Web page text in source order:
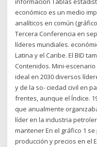
económico es un medio
analíticos en común
Tercera Conferencia en
líderes mundiales.
Latina y el Caribe. El BID
Contenidos. Mini-
ideal en 2030 diversos
y de la so- ciedad civil en
frentes, aunque el Índice.
que anualmente
líder en la industria
mantener En el gráfico 1
producción y precios en el